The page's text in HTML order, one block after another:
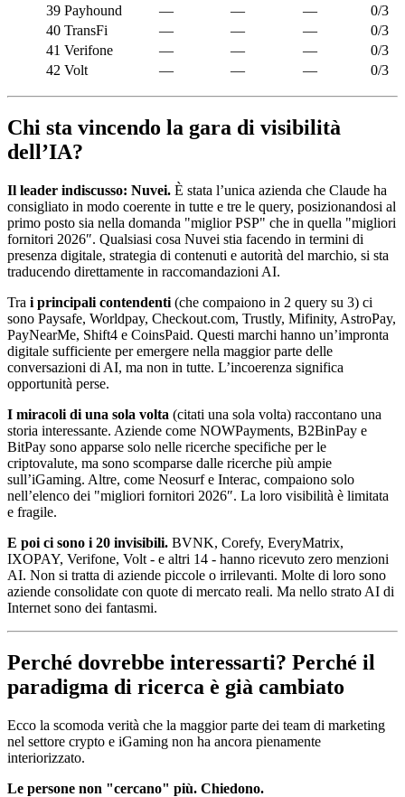
39 Payhound — — —
0/3
40 TransFi — — —
0/3
41 Verifone — — —
0/3
42 Volt — — — 0/3
Chi sta vincendo la gara di visibilità
dell’IA?
Il leader indiscusso: Nuvei. È stata l’unica azienda che Claude ha
consigliato in modo coerente in tutte e tre le query, posizionandosi al
primo posto sia nella domanda "miglior PSP" che in quella "migliori
fornitori 2026″. Qualsiasi cosa Nuvei stia facendo in termini di
presenza digitale, strategia di contenuti e autorità del marchio, si sta
traducendo direttamente in raccomandazioni AI.
Tra i principali contendenti (che compaiono in 2 query su 3) ci
sono Paysafe, Worldpay, Checkout.com, Trustly, Mifinity, AstroPay,
PayNearMe, Shift4 e CoinsPaid. Questi marchi hanno un’impronta
digitale sufficiente per emergere nella maggior parte delle
conversazioni di AI, ma non in tutte. L’incoerenza significa
opportunità perse.
I miracoli di una sola volta (citati una sola volta) raccontano una
storia interessante. Aziende come NOWPayments, B2BinPay e
BitPay sono apparse solo nelle ricerche specifiche per le
criptovalute, ma sono scomparse dalle ricerche più ampie
sull’iGaming. Altre, come Neosurf e Interac, compaiono solo
nell’elenco dei "migliori fornitori 2026″. La loro visibilità è limitata
e fragile.
E poi ci sono i 20 invisibili. BVNK, Corefy, EveryMatrix,
IXOPAY, Verifone, Volt - e altri 14 - hanno ricevuto zero menzioni
AI. Non si tratta di aziende piccole o irrilevanti. Molte di loro sono
aziende consolidate con quote di mercato reali. Ma nello strato AI di
Internet sono dei fantasmi.
Perché dovrebbe interessarti? Perché il
paradigma di ricerca è già cambiato
Ecco la scomoda verità che la maggior parte dei team di marketing
nel settore crypto e iGaming non ha ancora pienamente
interiorizzato.
Le persone non "cercano" più. Chiedono.